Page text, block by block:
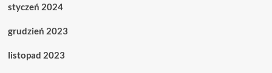
styczeń 2024
grudzień 2023
listopad 2023